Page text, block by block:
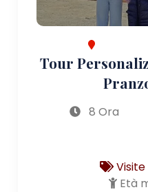
Tour
8 Ora
Visite
Età